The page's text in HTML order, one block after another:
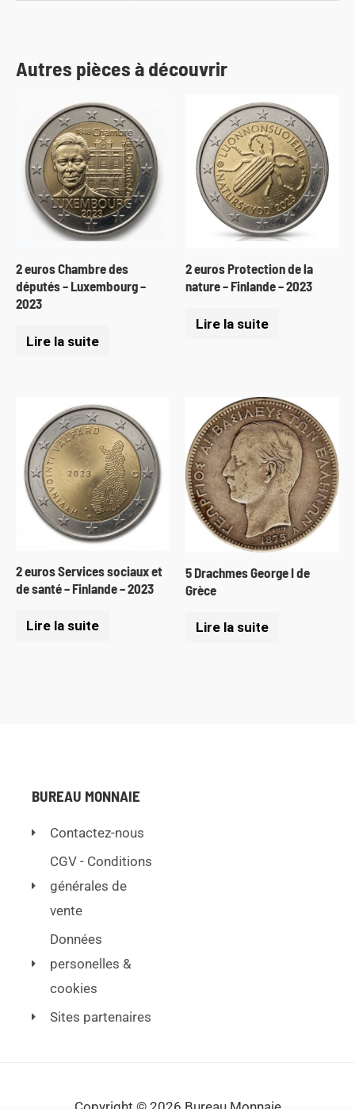
Autres pièces à découvrir
2 euros Chambre des
députés – Luxembourg –
2023
Lire la suite
2 euros Protection de la
nature – Finlande – 2023
Lire la suite
2 euros Services sociaux et
de santé – Finlande – 2023
Lire la suite
5 Drachmes George I de
Grèce
Lire la suite
BUREAU MONNAIE
Contactez-nous
CGV - Conditions
générales de
vente
Données
personelles &
cookies
Sites partenaires